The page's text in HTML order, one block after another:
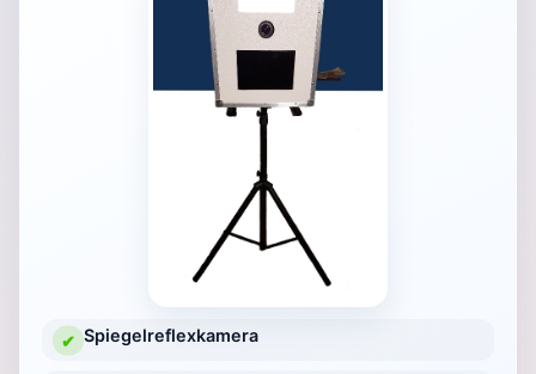
✔ Spiegelreflexkamera